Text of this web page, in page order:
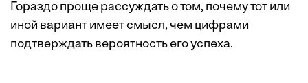
Гораздо проще рассуждать о том, почему тот или
иной вариант имеет смысл, чем цифрами
подтверждать вероятность его успеха.